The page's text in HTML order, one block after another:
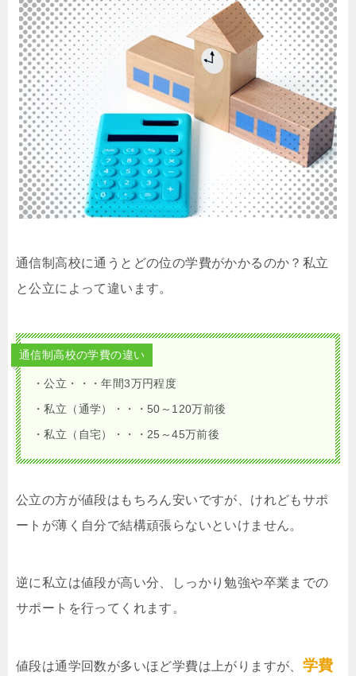
通信制高校に通うとどの位の学費がかかるのか？私立
と公立によって違います。
通信制高校の学費の違い
・公立・・・年間3万円程度
・私立（通学）・・・50～120万前後
・私立（自宅）・・・25～45万前後
公立の方が値段はもちろん安いですが、けれどもサポ
ートが薄く自分で結構頑張らないといけません。
逆に私立は値段が高い分、しっかり勉強や卒業までの
サポートを行ってくれます。
値段は通学回数が多いほど学費は上がりますが、 学費